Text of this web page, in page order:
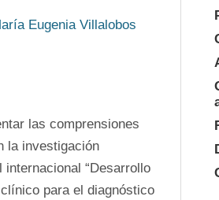
Eugenia Villalobos
las comprensiones
la investigación
internacional “Desarrollo
para el diagnóstico